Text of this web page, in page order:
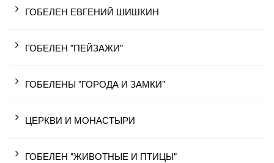
ГОБЕЛЕН ЕВГЕНИЙ ШИШКИН
ГОБЕЛЕН "ПЕЙЗАЖИ"
ГОБЕЛЕНЫ "ГОРОДА И ЗАМКИ"
ЦЕРКВИ И МОНАСТЫРИ
ГОБЕЛЕН "ЖИВОТНЫЕ И ПТИЦЫ"